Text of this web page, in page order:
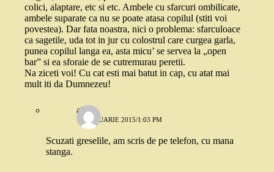
colici, alaptare, etc si etc. Ambele cu sfarcuri ombilicate,
ambele suparate ca nu se poate atasa copilul (stiti voi
povestea). Dar fata noastra, nici o problema: sfarculoace
ca sagetile, uda tot in jur cu colostrul care curgea garla,
punea copilul langa ea, asta micu’ se servea la „open
bar” si ea sforaie de se cutremurau peretii.
Na ziceti voi! Cu cat esti mai batut in cap, cu atat mai
mult iti da Dumnezeu!
alina
7 FEBRUARIE 2015/1:03 PM
Scuzati greselile, am scris de pe telefon, cu mana
stanga.